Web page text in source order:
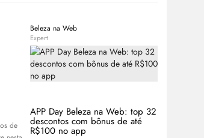
de
Beleza na Web
Expert
APP Day Beleza na Web: top 32
descontos com bônus de até
R$100 no app